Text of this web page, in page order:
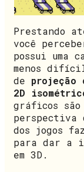
Prestando
você
possui uma
menos
de projeção
2D
gráficos são
perspectiva
dos jogos
para dar a
em 3D.